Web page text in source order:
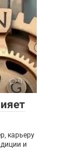
0
карьеру
и